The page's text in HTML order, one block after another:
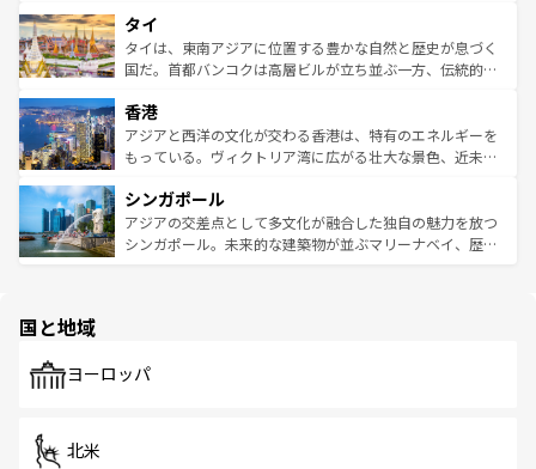
リティに包まれながら、韓国の多彩な魅力を心ゆくまで味
わってみてほしい。 なお、新着の韓国情報はコンテンツ一
覧を参照してほしい。
急速な発展と共に伝統が息づく。ハノイの古い町並みやホ
ーチミン市のフランス統治時代の建物も、独特の雰囲気を
醸し出している。また、バラエティの豊かさとおいしさで
とつ。フォーやバインミー、ベトナムコーヒーなどは、ぜ
ひ現地で味わいたい。どの地域を訪れてもあたたかい人々
が旅行者を迎えてくれるので、きっと忘れられない旅にな
参照してほしい。
タイ
タイは、東南アジアに位置する豊かな自然と歴史が息づく
国だ。首都バンコクは高層ビルが立ち並ぶ一方、伝統的な
の活気が交差している。北部ではチェンマイなどの山岳地
帯で自然と触れ合い、南部ではプーケットやクラビの美し
いビーチでリゾート気分を楽しむことができる。タイ料理
激する。気候は一年中温暖で、どの季節にも異なる楽しみ
が待っている。親しみやすいタイの人々、仏教を中心とし
た文化、そして多様な観光資源が、訪れる旅人を魅了し続
香港
アジアと西洋の文化が交わる香港は、特有のエネルギーを
もっている。ヴィクトリア湾に広がる壮大な景色、近未来
み、どこを訪れても感動するはず。観光スポットが密集し
ており、効率よく見どころを回れるのも魅力。息をのむよ
うな絶景から文化的な体験まで、香港を存分に楽しみ尽く
シンガポール
アジアの交差点として多文化が融合した独自の魅力を放つ
シンガポール。未来的な建築物が並ぶマリーナベイ、歴史
で、ホーカーズは地元の風情を楽しめる外せないスポット
国と地域
ヨーロッパ
北米